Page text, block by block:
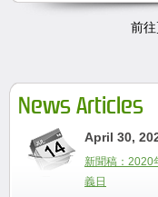
前
News Articles
April 30,
新聞稿：2020
義日